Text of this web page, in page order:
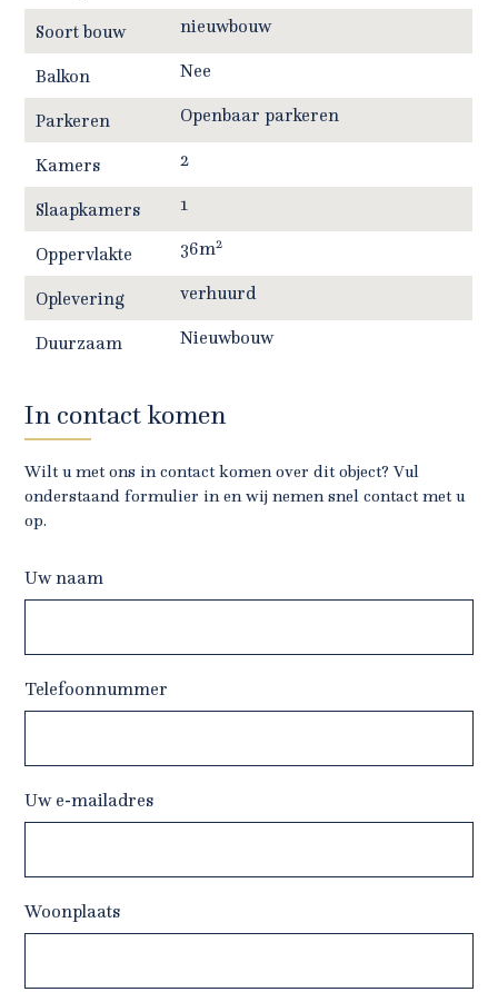
Soort bouw nieuwbouw
Balkon Nee
Parkeren Openbaar parkeren
Kamers 2
Slaapkamers 1
Oppervlakte 36m2
Oplevering verhuurd
Duurzaam Nieuwbouw
In contact komen
Wilt u met ons in contact komen over dit object? Vul
onderstaand formulier in en wij nemen snel contact met u
op.
Uw naam
Telefoonnummer
Uw e-mailadres
Woonplaats